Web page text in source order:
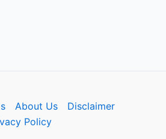
About Us
Disclaimer
Policy